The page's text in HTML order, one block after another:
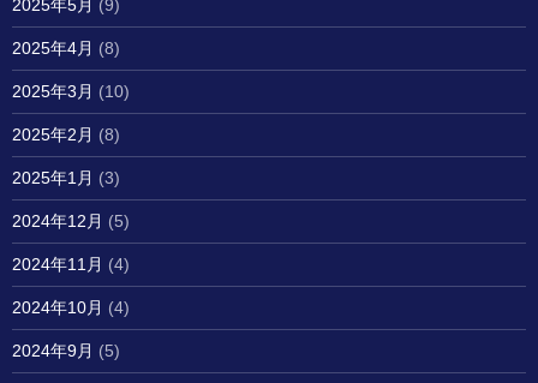
2025年5月 (9)
2025年4月 (8)
2025年3月 (10)
2025年2月 (8)
2025年1月 (3)
2024年12月 (5)
2024年11月 (4)
2024年10月 (4)
2024年9月 (5)